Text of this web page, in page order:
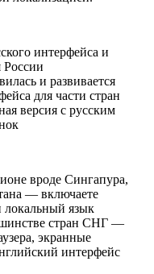
интерфейса и
России
и развивается
для части стран
версия с русским
вроде Сингапура,
— включаете
язык
стран СНГ —
экранные
интерфейс